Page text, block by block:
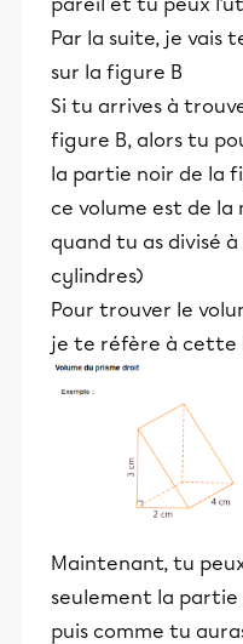
Par la suite, je vais
sur la figure B
Si tu arrives à
figure B, alors tu
la partie noir de la
ce volume est de
quand tu as divisé à
cylindres)
Pour trouver le
je te réfère à cette
Maintenant, tu
seulement la
puis comme tu